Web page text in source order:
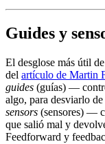
Guides y
El desglose más útil de
del artículo de Martin
guides (guías) —
algo, para desviarlo
sensors (sensores) —
que salió mal y
Feedforward y